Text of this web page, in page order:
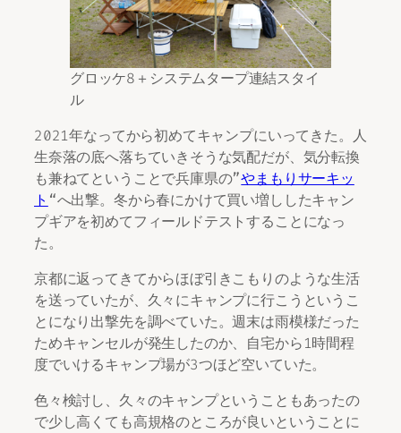
グロッケ8＋システムタープ連結スタイ
ル
2021年なってから初めてキャンプにいってきた。人
生奈落の底へ落ちていきそうな気配だが、気分転換
も兼ねてということで兵庫県の”やまもりサーキッ
ト “へ出撃。冬から春にかけて買い増ししたキャン
プギアを初めてフィールドテストすることになっ
た。
京都に返ってきてからほぼ引きこもりのような生活
を送っていたが、久々にキャンプに行こうというこ
とになり出撃先を調べていた。週末は雨模様だった
ためキャンセルが発生したのか、自宅から1時間程
度でいけるキャンプ場が3つほど空いていた。
色々検討し、久々のキャンプということもあったの
で少し高くても高規格のところが良いということに